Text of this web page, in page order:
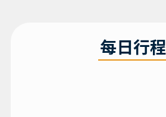
每日行程